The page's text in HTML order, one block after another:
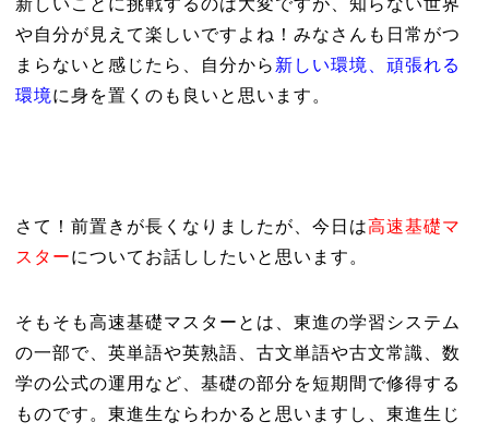
新しいことに挑戦するのは大変ですが、知らない世界
や自分が見えて楽しいですよね！みなさんも日常がつ
まらないと感じたら、自分から 新しい環境、頑張れる
環境に身を置くのも良いと思います。
さて！前置きが長くなりましたが、今日は高速基礎マ
スターについてお話ししたいと思います。
そもそも高速基礎マスターとは、東進の学習システム
の一部で、英単語や英熟語、古文単語や古文常識、数
学の公式の運用など、基礎の部分を短期間で修得する
ものです。東進生ならわかると思いますし、東進生じ